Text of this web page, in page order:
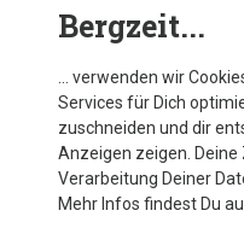
Du sparst bis 23%
Bergzeit...
… verwenden wir
Services für Dich
zuschneiden und dir
Anzeigen zeigen.
Verarbeitung Deiner
Mehr Infos findest Du